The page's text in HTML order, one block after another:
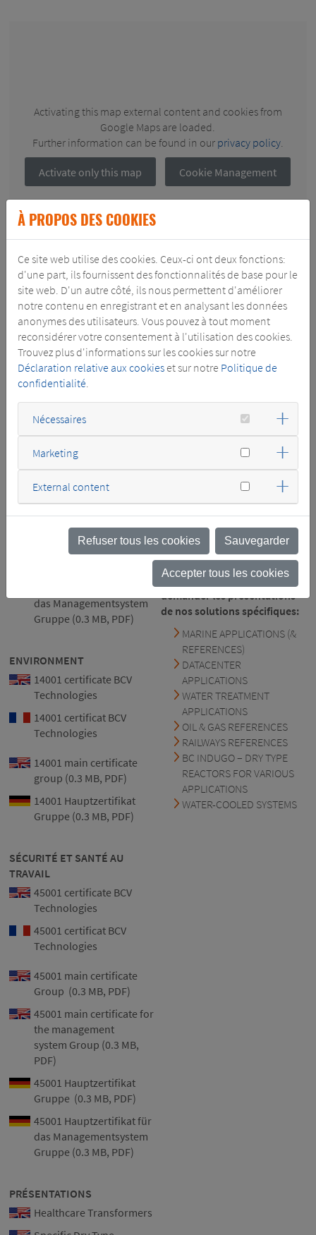
Activating this map external content and cookies from
Google Maps are loaded.
Further information can be found in our privacy policy.
Activate only this map Cookie Management
CERTIFICATES
QUALITÉ
9001 certificate BCV
Technologies
9001 certificat BCV
9001 main certificate
group(0.3 MB, PDF)
group (0.3 MB, PDF)
9001 Hauptzertifikat
das Managementsystem
Gruppe (0.3 MB, PDF)
ENVIRONMENT
14001 certificate BCV
Technologies
14001 certificat BCV
Technologies
14001 main certificate
group (0.3 MB, PDF)
14001 Hauptzertifikat
Gruppe (0.3 MB, PDF)
SÉCURITÉ ET SANTÉ AU
TRAVAIL
45001 certificate BCV
Technologies
45001 certificat BCV
Technologies
45001 main certificate
Group (0.3 MB, PDF)
45001 main certificate for
the management
system Group (0.3 MB,
PDF)
45001 Hauptzertifikat
Gruppe (0.3 MB, PDF)
45001 Hauptzertifikat für
das Managementsystem
Gruppe (0.3 MB, PDF)
PRÉSENTATIONS
Healthcare Transformers
MARINE – Expériences de
classification avec:
Det Norske Veritas (DNV –
Lloyd’s Register (LR)
American Bureau of
Shipping (ABS)
China Classification
Society (CCS)
Registro Italiano Navale
(Rina): auto-certification
enablement
Également disponibles,
demander les présentations
de nos solutions spécifiques:
MARINE APPLICATIONS (&
REFERENCES)
DATACENTER
APPLICATIONS
WATER TREATMENT
APPLICATIONS
OIL & GAS REFERENCES
RAILWAYS REFERENCES
BC INDUGO – DRY TYPE
REACTORS FOR VARIOUS
APPLICATIONS
WATER-COOLED SYSTEMS
À PROPOS DES COOKIES
Ce site web utilise des cookies. Ceux-ci ont deux fonctions:
d'une part, ils fournissent des fonctionnalités de base pour le
site web. D'un autre côté, ils nous permettent d'améliorer
notre contenu en enregistrant et en analysant les données
anonymes des utilisateurs. Vous pouvez à tout moment
reconsidérer votre consentement à l'utilisation des cookies.
Trouvez plus d'informations sur les cookies sur notre
Déclaration relative aux cookies et sur notre Politique de
confidentialité
Nécessaires
Marketing
External content
Refuser tous les cookies Sauvegarder
Accepter tous les cookies